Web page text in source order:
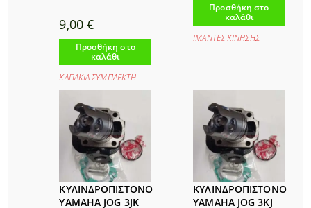
9,00 €
Προσθήκη στο
καλάθι
ΚΑΠΑΚΙΑ ΣΥΜΠΛΕΚΤΗ
Προσθήκη στο
καλάθι
ΙΜΑΝΤΕΣ ΚΙΝΗΣΗΣ
ΚΥΛΙΝΔΡΟΠΙΣΤΟΝΟ
YAMAHA JOG 3JK
ΚΥΛΙΝΔΡΟΠΙΣΤΟΝΟ
YAMAHA JOG 3KJ